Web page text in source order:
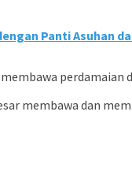
Panti Asuhan
perdamaian
membawa dan